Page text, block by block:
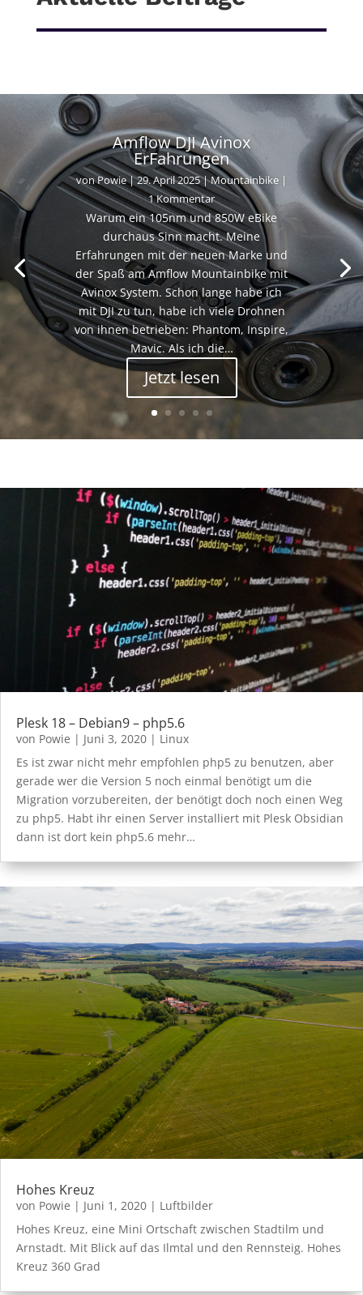
Amflow DJI Avinox
ErFahrungen
vonPowie|29. April 2025|Mountainbike |
1 Kommentar
Warum ein 105nm und 850W eBike
durchaus Sinn macht. Meine
Erfahrungen mit der neuen Marke und
der Spaß am Amflow Mountainbike mit
Avinox System. Schon lange habe ich
mit DJI zu tun, habe ich viele Drohnen
von ihnen betrieben: Phantom, Inspire,
Mavic. Als ich die…
Jetzt lesen
Plesk 18 – Debian9 – php5.6
von Powie | Juni 3, 2020 | Linux
Es ist zwar nicht mehr empfohlen php5 zu benutzen, aber
gerade wer die Version 5 noch einmal benötigt um die
Migration vorzubereiten, der benötigt doch noch einen Weg
zu php5. Habt ihr einen Server installiert mit Plesk Obsidian
dann ist dort kein php5.6 mehr…
Hohes Kreuz
von Powie | Juni 1, 2020 | Luftbilder
Hohes Kreuz, eine Mini Ortschaft zwischen Stadtilm und
Arnstadt. Mit Blick auf das Ilmtal und den Rennsteig. Hohes
Kreuz 360 Grad